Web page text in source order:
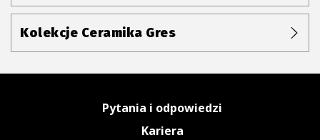
Kolekcje Ceramika Gres
Pytania i odpowiedzi
Kariera